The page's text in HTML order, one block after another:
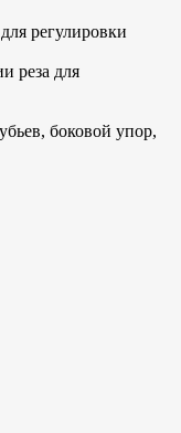
регулировки
реза для
боковой упор,